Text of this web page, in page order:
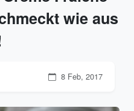
wie aus
8 Feb, 2017